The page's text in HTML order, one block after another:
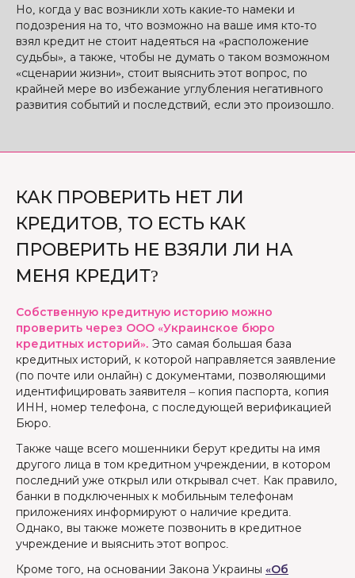
Но, когда у вас возникли хоть какие-то намеки и
подозрения на то, что возможно на ваше имя кто-то
взял кредит не стоит надеяться на «расположение
судьбы», а также, чтобы не думать о таком возможном
«сценарии жизни», стоит выяснить этот вопрос, по
крайней мере во избежание углубления негативного
развития событий и последствий, если это произошло.
КАК ПРОВЕРИТЬ НЕТ ЛИ
КРЕДИТОВ, ТО ЕСТЬ КАК
ПРОВЕРИТЬ НЕ ВЗЯЛИ ЛИ НА
МЕНЯ КРЕДИТ?
Собственную кредитную историю можно
проверить через ООО «Украинское бюро
кредитных историй». Это самая большая база
кредитных историй, к которой направляется заявление
(по почте или онлайн) с документами, позволяющими
идентифицировать заявителя – копия паспорта, копия
ИНН, номер телефона, с последующей верификацией
Бюро.
Также чаще всего мошенники берут кредиты на имя
другого лица в том кредитном учреждении, в котором
последний уже открыл или открывал счет. Как правило,
банки в подключенных к мобильным телефонам
приложениях информируют о наличие кредита.
Однако, вы также можете позвонить в кредитное
учреждение и выяснить этот вопрос.
Кроме того, на основании Закона Украины «Об